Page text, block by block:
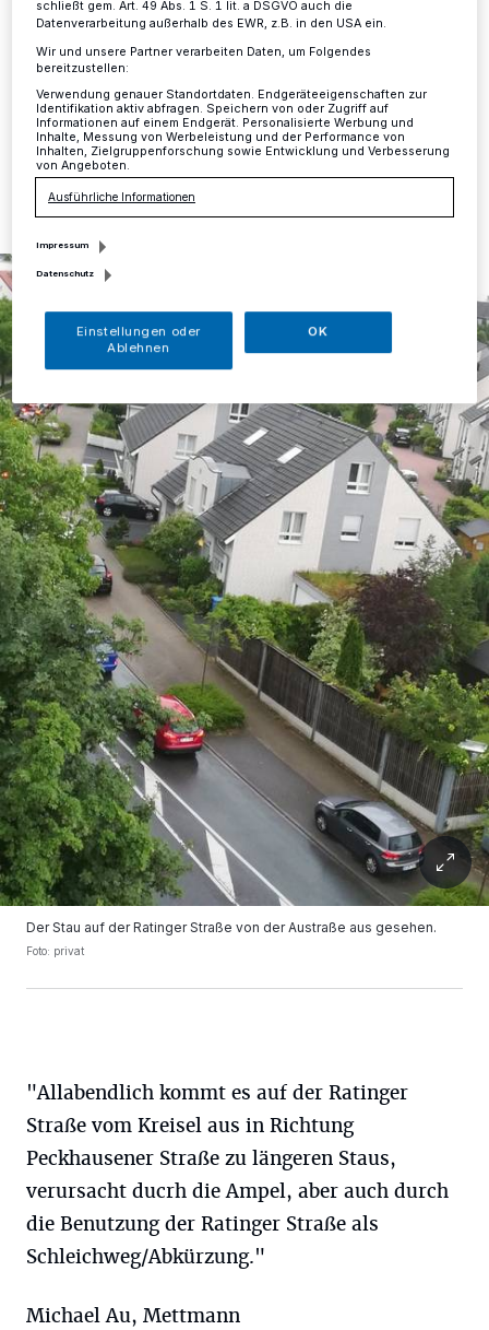
Mettmann·Zur Verkehrs- und Baustellensituation an
der Peckhausener Straße erreichte uns folgende
Leserzuschrift.
26.07.2017 , 16:44 Uhr Eine Minute Lesezeit
Der Stau auf der Ratinger Straße von der Austraße aus gesehen.
Foto: privat
"Allabendlich kommt es auf der Ratinger
Straße vom Kreisel aus in Richtung
Peckhausener Straße zu längeren Staus,
verursacht ducrh die Ampel, aber auch durch
die Benutzung der Ratinger Straße als
Schleichweg/Abkürzung."
Michael Au, Mettmann
schließt gem. Art. 49 Abs. 1 S. 1 lit. a DSGVO auch die
Datenverarbeitung außerhalb des EWR, z.B. in den USA ein.
Wir und unsere Partner verarbeiten Daten, um Folgendes
bereitzustellen:
Verwendung genauer Standortdaten. Endgeräteeigenschaften zur
Identifikation aktiv abfragen. Speichern von oder Zugriff auf
Informationen auf einem Endgerät. Personalisierte Werbung und
Inhalte, Messung von Werbeleistung und der Performance von
Inhalten, Zielgruppenforschung sowie Entwicklung und Verbesserung
von Angeboten.
Ausführliche Informationen
Impressum
Datenschutz
Einstellungen oder
Ablehnen
OK